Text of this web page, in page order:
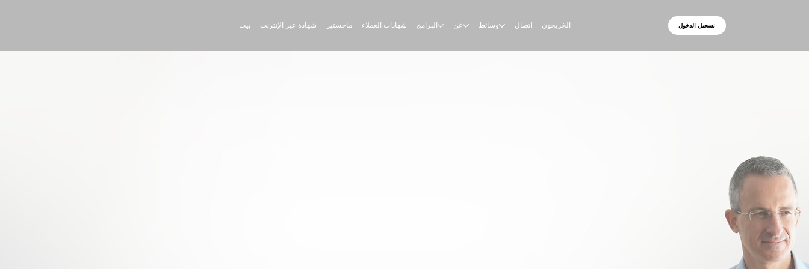
بيت شهادة عبر الإنترنت ماجستير شهادات العملاء البرامج عن وسائط اتصال الخريجون تسجيل الدخول